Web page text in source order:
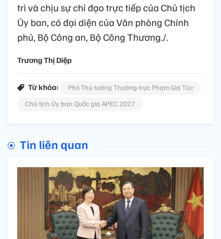
trì và chịu sự chỉ đạo trực tiếp của Chủ tịch
Ủy ban, có đại diện của Văn phòng Chính
phủ, Bộ Công an, Bộ Công Thương./.
Trương Thị Diệp
Từ khóa:
Phó Thủ tướng Thường trực Phạm Gia Túc
Chủ tịch Ủy ban Quốc gia APEC 2027
Tin liên quan